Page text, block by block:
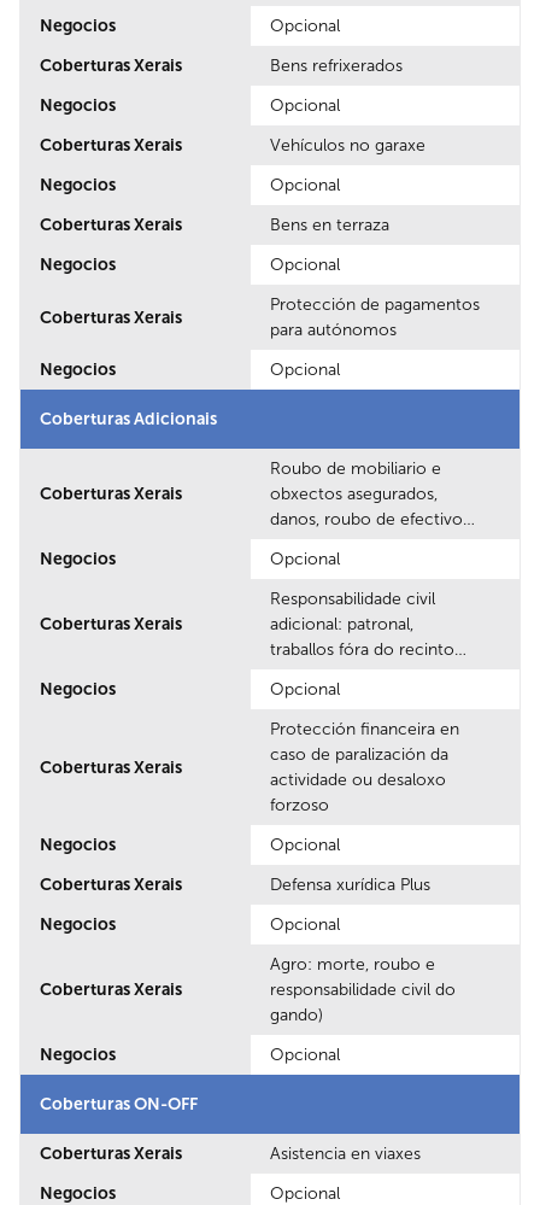
Negocios
Opcional
Coberturas Xerais
Bens refrixerados
Negocios
Opcional
Coberturas Xerais
Vehículos no garaxe
Negocios
Opcional
Coberturas Xerais
Bens en terraza
Negocios
Opcional
Coberturas Xerais
Protección de pagamentos
para autónomos
Negocios
Opcional
Coberturas Adicionais
Coberturas Xerais
Roubo de mobiliario e
obxectos asegurados,
danos, roubo de efectivo…
Negocios
Opcional
Coberturas Xerais
Responsabilidade civil
adicional: patronal,
traballos fóra do recinto…
Negocios
Opcional
Coberturas Xerais
Protección financeira en
caso de paralización da
actividade ou desaloxo
forzoso
Negocios
Opcional
Coberturas Xerais
Defensa xurídica Plus
Negocios
Opcional
Coberturas Xerais
Agro: morte, roubo e
responsabilidade civil do
gando)
Negocios
Opcional
Coberturas ON-OFF
Coberturas Xerais
Asistencia en viaxes
Negocios
Opcional